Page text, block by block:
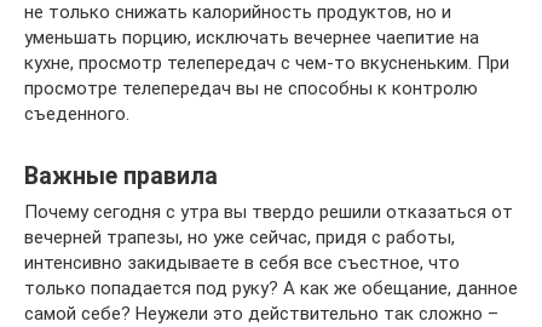
не только снижать калорийность продуктов, но и
уменьшать порцию, исключать вечернее чаепитие на
кухне, просмотр телепередач с чем-то вкусненьким. При
просмотре телепередач вы не способны к контролю
съеденного.
Важные правила
Почему сегодня с утра вы твердо решили отказаться от
вечерней трапезы, но уже сейчас, придя с работы,
интенсивно закидываете в себя все съестное, что
только попадается под руку? А как же обещание, данное
самой себе? Неужели это действительно так сложно –